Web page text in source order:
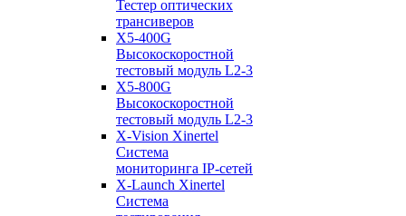
Тестер оптических
трансиверов
X5-400G
Высокоскоростной
тестовый модуль L2-3
X5-800G
Высокоскоростной
тестовый модуль L2-3
X-Vision Xinertel
Система
мониторинга IP-сетей
X-Launch Xinertel
Система